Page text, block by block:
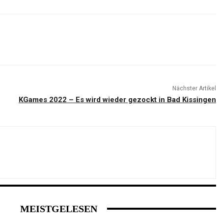
Nächster Artikel
KGames 2022 – Es wird wieder gezockt in Bad Kissingen
MEISTGELESEN